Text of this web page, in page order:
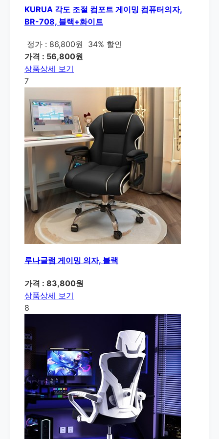
KURUA 각도 조절 컴포트 게이밍 컴퓨터의자,
BR-708, 블랙+화이트
정가 : 86,800원
34% 할인
가격 : 56,800원
상품상세 보기
7
루나글램 게이밍 의자, 블랙
가격 : 83,800원
상품상세 보기
8